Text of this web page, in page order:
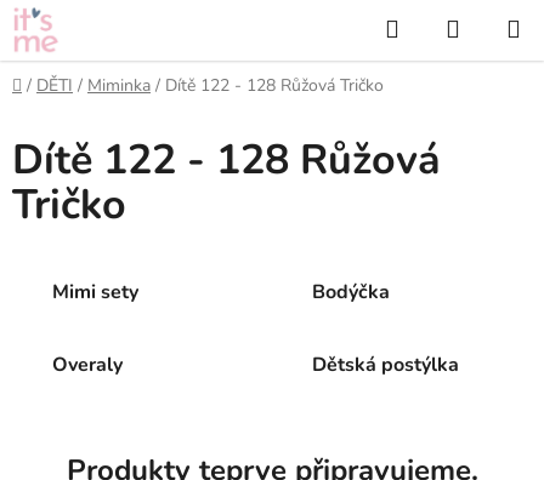
Přejít
na
obsah
Hledat
KOŠÍK
Domů
/ DĚTI / Miminka / Dítě 122 - 128 Růžová Tričko
Dítě 122 - 128 Růžová
Tričko
Mimi sety Bodýčka
Overaly Dětská postýlka
Produkty teprve připravujeme.